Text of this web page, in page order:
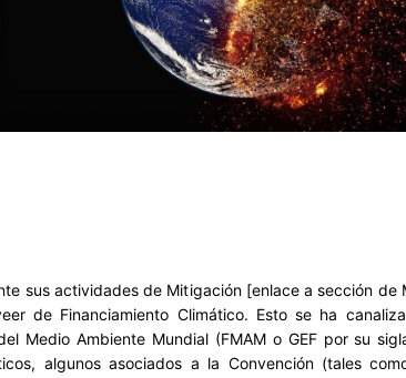
sus actividades de Mitigación [enlace a sección
de Financiamiento Climático. Esto se ha
Medio Ambiente Mundial (FMAM o GEF por su
algunos asociados a la Convención (tales